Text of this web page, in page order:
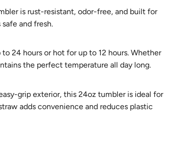
is rust-resistant, odor-free, and built for
and fresh.
24 hours or hot for up to 12 hours. Whether
the perfect temperature all day long.
grip exterior, this 24oz tumbler is ideal for
adds convenience and reduces plastic